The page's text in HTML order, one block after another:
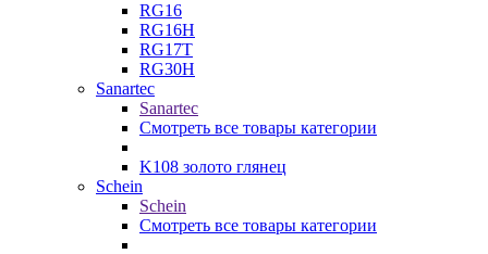
RG16
RG16H
RG17T
RG30H
Sanartec
Sanartec
Смотреть все товары категории
K108 золото глянец
Schein
Schein
Смотреть все товары категории